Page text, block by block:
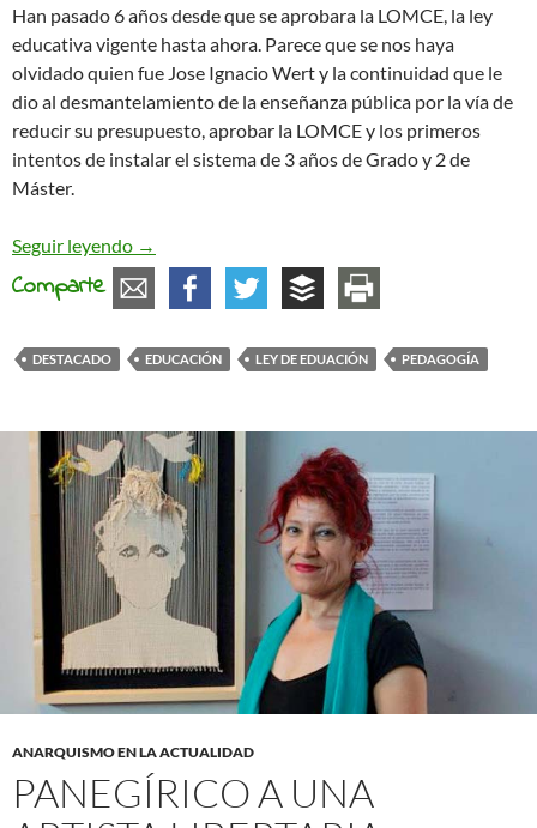
Han pasado 6 años desde que se aprobara la LOMCE, la ley
educativa vigente hasta ahora. Parece que se nos haya
olvidado quien fue Jose Ignacio Wert y la continuidad que le
dio al desmantelamiento de la enseñanza pública por la vía de
reducir su presupuesto, aprobar la LOMCE y los primeros
intentos de instalar el sistema de 3 años de Grado y 2 de
Máster.
Seguir leyendo Reforma Educativa: ni fú ni fá
→
Comparte
DESTACADO EDUCACIÓN LEY DE EDUACIÓN PEDAGOGÍA
ANARQUISMO EN LA ACTUALIDAD
PANEGÍRICO A UNA